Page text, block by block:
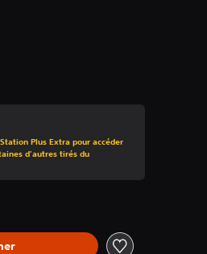
rapport au prix d'origine de 66,99 $
Plus Extra pour accéder
d'autres tirés du